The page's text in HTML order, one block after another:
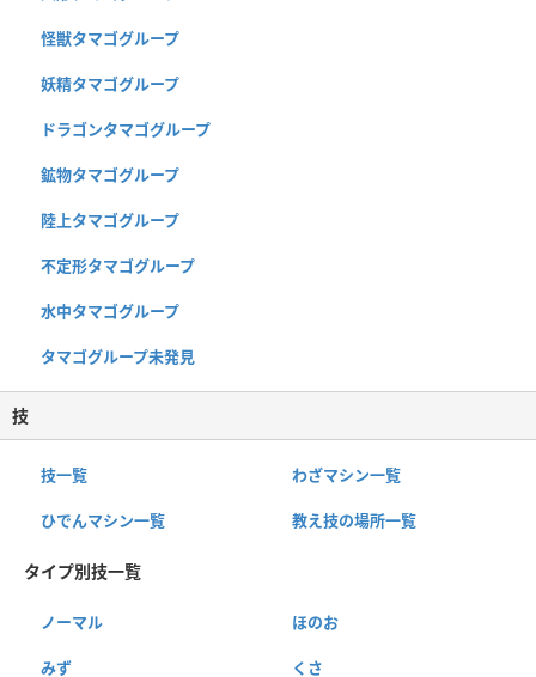
怪獣タマゴグループ
妖精タマゴグループ
ドラゴンタマゴグループ
鉱物タマゴグループ
陸上タマゴグループ
不定形タマゴグループ
水中タマゴグループ
タマゴグループ未発見
技
技一覧 わざマシン一覧
ひでんマシン一覧 教え技の場所一覧
タイプ別技一覧
ノーマル ほのお
みず くさ